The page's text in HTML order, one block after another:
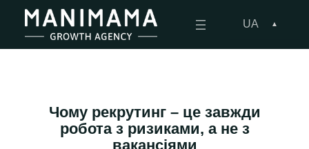
Перейти
вмісту
UA
Чому рекрутинг – це завжди
робота з ризиками, а не з
вакансіями